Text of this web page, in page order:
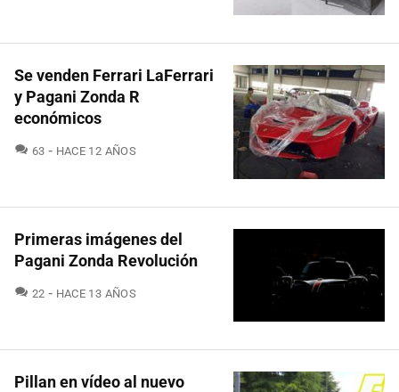
Se venden Ferrari LaFerrari
y Pagani Zonda R
económicos
63 COMENTARIOS
HACE 12 AÑOS
Primeras imágenes del
Pagani Zonda Revolución
22 COMENTARIOS
HACE 13 AÑOS
Pillan en vídeo al nuevo